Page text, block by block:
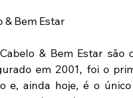
& Bem Estar
& Bem Estar
em 2001, foi o
e, ainda hoje, é o